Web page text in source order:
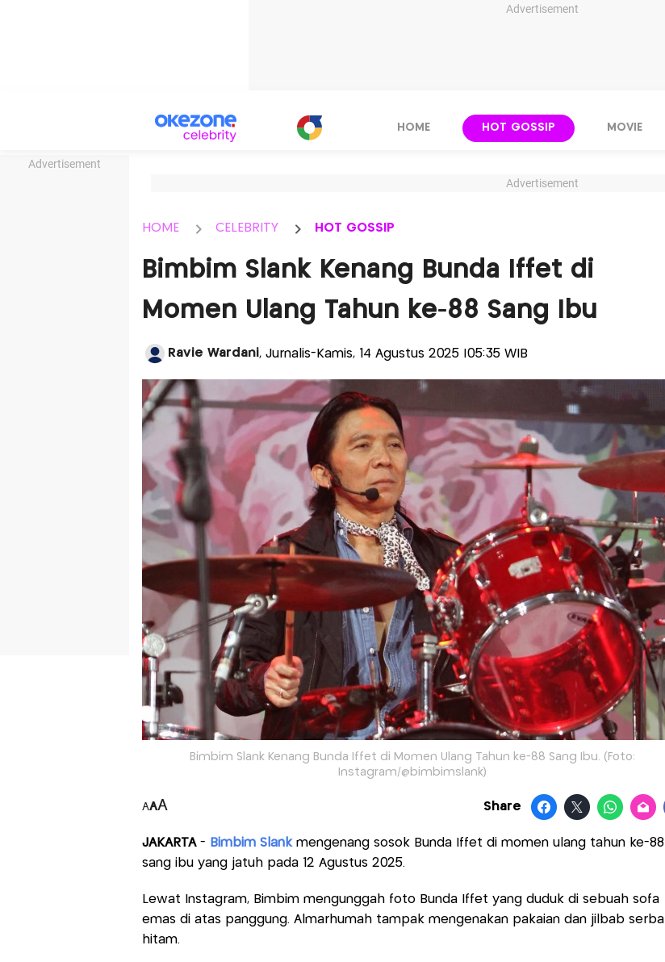
Advertisement
Advertisement
HOME HOT GOSSIP MOVIE
Advertisement
HOME CELEBRITY HOT GOSSIP
Bimbim Slank Kenang Bunda Iffet di
Momen Ulang Tahun ke-88 Sang Ibu
Ravie Wardani, Jurnalis-Kamis, 14 Agustus 2025 |05:35 WIB
Bimbim Slank Kenang Bunda Iffet di Momen Ulang Tahun ke-88 Sang Ibu. (Foto:
Instagram/@bimbimslank)
AAA Share
JAKARTA - Bimbim Slankmengenang sosok Bunda Iffet di momen ulang tahun ke-88
sang ibu yang jatuh pada 12 Agustus 2025.
Lewat Instagram, Bimbim mengunggah foto Bunda Iffet yang duduk di sebuah sofa
emas di atas panggung. Almarhumah tampak mengenakan pakaian dan jilbab serba
hitam.